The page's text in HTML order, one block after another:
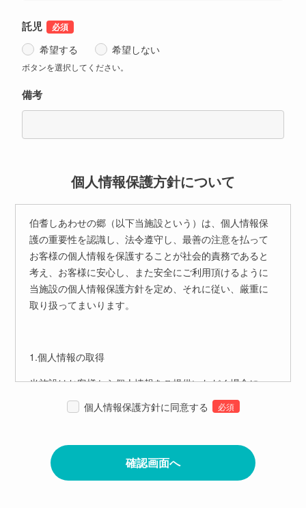
託児
希望する 希望しない
ボタンを選択してください。
備考
個人情報保護方針について
伯耆しあわせの郷（以下当施設という）は、個人情報保
護の重要性を認識し、法令遵守し、最善の注意を払って
お客様の個人情報を保護することが社会的責務であると
考え、お客様に安心し、また安全にご利用頂けるように
当施設の個人情報保護方針を定め、それに従い、厳重に
取り扱ってまいります。
1.個人情報の取得
当施設はお客様から個人情報をご提供いただく場合に
は、その個人情報を利用する目的（以下｢利用目的｣とい
う）をあらかじめ明示いたします。ただし、次の場合に
ます。
個人情報保護方針に同意する